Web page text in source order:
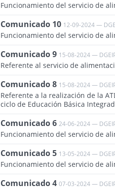
Funcionamiento del servicio de
Comunicado 10 12-09-2024 —
Funcionamiento del servicio de
Comunicado 9 15-08-2024 —
Referente al servicio de
Comunicado 8 15-08-2024 —
Referente a la realización de la
ciclo de Educación Básica
Comunicado 6 24-06-2024 —
Funcionamiento del servicio de
Comunicado 5 13-05-2024 —
Funcionamiento del servicio de
Comunicado 4 07-03-2024 —